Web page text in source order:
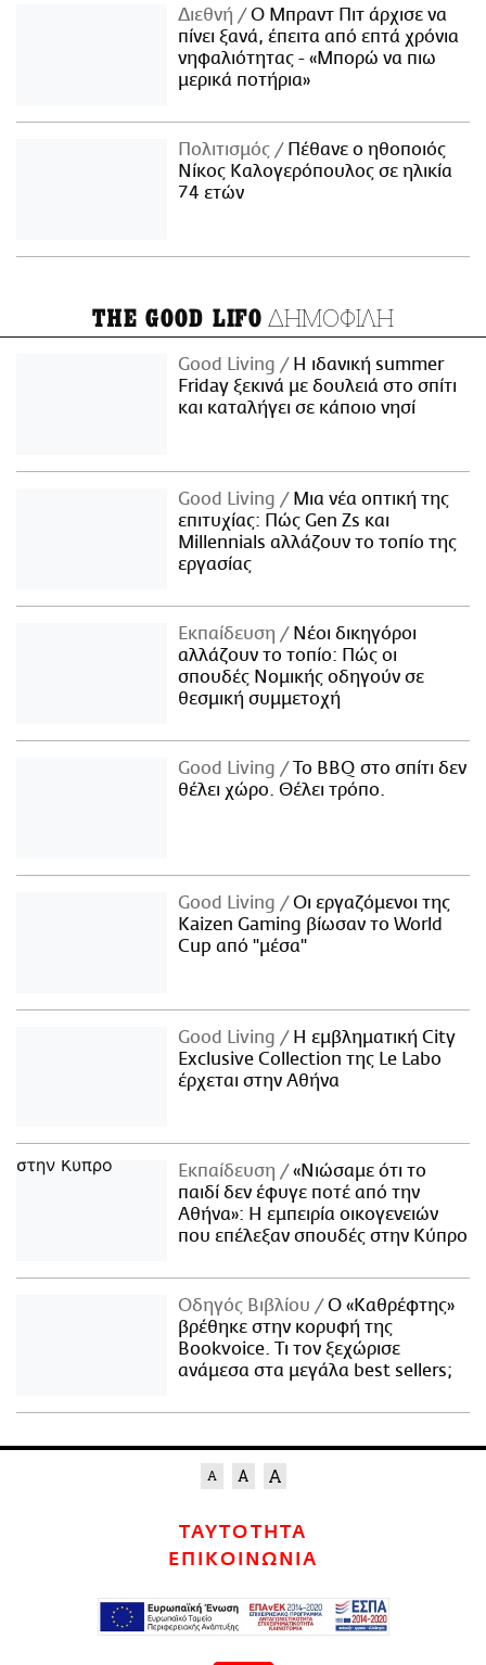
Διεθνή
Ο Μπραντ Πιτ άρχισε να
πίνει ξανά, έπειτα από επτά χρόνια
νηφαλιότητας - «Μπορώ να πιω
μερικά ποτήρια»
Πολιτισμός
Πέθανε ο ηθοποιός
Νίκος Καλογερόπουλος σε ηλικία
74 ετών
THE GOOD LIFO ΔΗΜΟΦΙΛΗ
Good Living
Η ιδανική summer
Friday ξεκινά με δουλειά στο σπίτι
και καταλήγει σε κάποιο νησί
Good Living
Μια νέα οπτική της
επιτυχίας: Πώς Gen Zs και
Millennials αλλάζουν το τοπίο της
εργασίας
Εκπαίδευση
Νέοι δικηγόροι
αλλάζουν το τοπίο: Πώς οι
σπουδές Νομικής οδηγούν σε
θεσμική συμμετοχή
Good Living
Το BBQ στο σπίτι δεν
θέλει χώρο. Θέλει τρόπο.
Good Living
Οι εργαζόμενοι της
Kaizen Gaming βίωσαν το World
Cup από "μέσα"
Good Living
Η εμβληματική City
Exclusive Collection της Le Labo
έρχεται στην Αθήνα
Εκπαίδευση
«Νιώσαμε ότι το
παιδί δεν έφυγε ποτέ από την
Αθήνα»: Η εμπειρία οικογενειών
που επέλεξαν σπουδές στην Κύπρο
Οδηγός Βιβλίου
Ο «Καθρέφτης»
βρέθηκε στην κορυφή της
Bookvoice. Τι τον ξεχώρισε
ανάμεσα στα μεγάλα best sellers;
ΤΑΥΤΟΤΗΤΑ
ΕΠΙΚΟΙΝΩΝΙΑ